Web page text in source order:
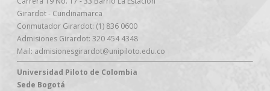
Girardot - Cundinamarca
Conmutador Girardot: (1) 836 0600
Admisiones Girardot: 320 454 4348
Mail: admisionesgirardot@unipiloto.edu.co
Universidad Piloto de Colombia
Sede Bogotá